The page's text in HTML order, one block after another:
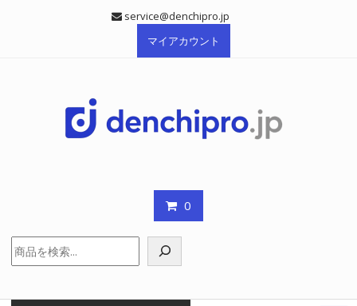
service@denchipro.jp
マイアカウント
0
索